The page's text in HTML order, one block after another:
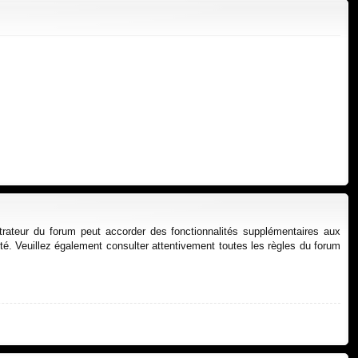
du forum peut accorder des fonctionnalités supplémentaires aux
Veuillez également consulter attentivement toutes les règles du forum